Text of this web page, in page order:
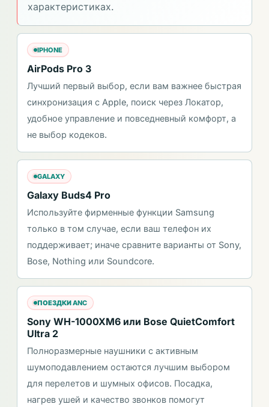
характеристиках.
IPHONE
AirPods Pro 3
Лучший первый выбор, если вам важнее быстрая
синхронизация с Apple, поиск через Локатор,
удобное управление и повседневный комфорт, а
не выбор кодеков.
GALAXY
Galaxy Buds4 Pro
Используйте фирменные функции Samsung
только в том случае, если ваш телефон их
поддерживает; иначе сравните варианты от Sony,
Bose, Nothing или Soundcore.
ПОЕЗДКИ ANC
Sony WH-1000XM6 или Bose QuietComfort
Ultra 2
Полноразмерные наушники с активным
шумоподавлением остаются лучшим выбором
для перелетов и шумных офисов. Посадка,
нагрев ушей и качество звонков помогут